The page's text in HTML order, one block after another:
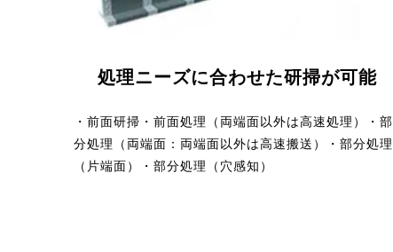
処理ニーズに合わせた研掃が可能
・前面研掃・前面処理（両端面以外は高速処理）・部
分処理（両端面：両端面以外は高速搬送）・部分処理
（片端面）・部分処理（穴感知）